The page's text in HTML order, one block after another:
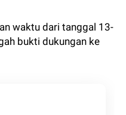
waktu dari tanggal 13-
bukti dukungan ke